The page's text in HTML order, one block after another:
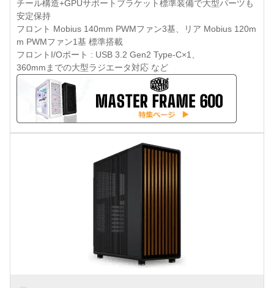
チール構造+GPUサポートブラケット標準装備で大型パーツも
安定保持
フロント Mobius 140mm PWMファン3基、リア Mobius 120m
m PWMファン1基 標準搭載
フロントI/Oポート : USB 3.2 Gen2 Type-C×1、
360mmまでの大型ラジエータ対応 など